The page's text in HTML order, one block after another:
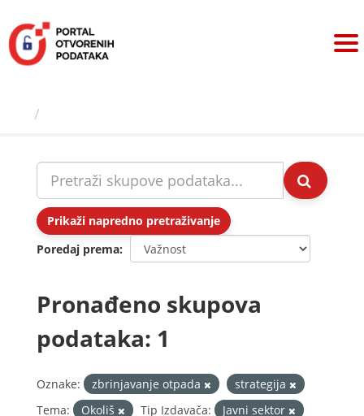
sadržaj
Prikaži napredno pretraživanje
Poredaj prema
Pronađeno skupova
podataka: 1
Oznake: zbrinjavanje otpada
strategija
Tema:
Okoliš Tip Izdavača:
Javni sektor